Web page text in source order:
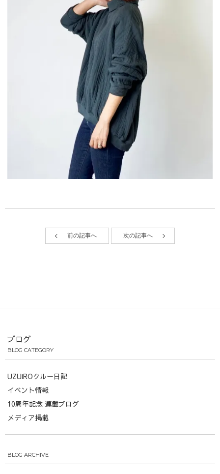
前の記事へ 次の記事へ
ブログ
BLOG CATEGORY
UZUiROクルー日記
イベント情報
10周年記念 連載ブログ
メディア掲載
BLOG ARCHIVE